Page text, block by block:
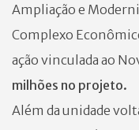
Ampliação e
Complexo
ação vinculada ao
milhões no projeto.
Além da unidade